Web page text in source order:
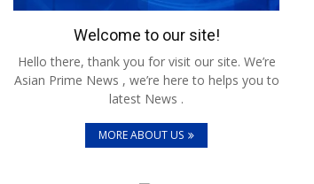
Welcome to our site!
Hello there, thank you for visit our site. We’re
Asian Prime News , we’re here to helps you to
latest News .
MORE ABOUT US